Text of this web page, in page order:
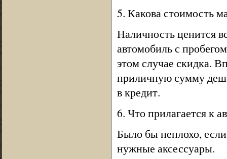
5. Какова стоимость
Наличность ценится
автомобиль с
этом случае скидка.
приличную сумму
в кредит.
6. Что прилагается к
Было бы неплохо,
нужные аксессуары.